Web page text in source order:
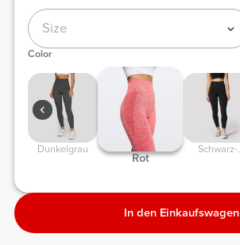
Size
Color
Dunkelgrau
Rot
Schwarz-
In den Einkaufswagen